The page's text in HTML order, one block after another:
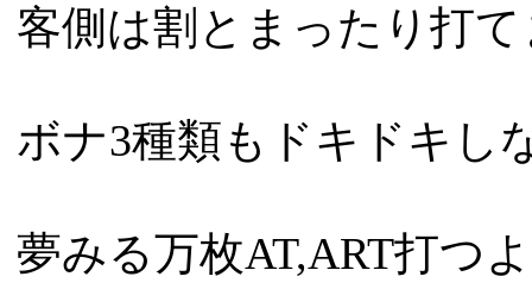
客側は割とまったり打
ボナ3種類もドキドキし
夢みる万枚AT,ART打つ